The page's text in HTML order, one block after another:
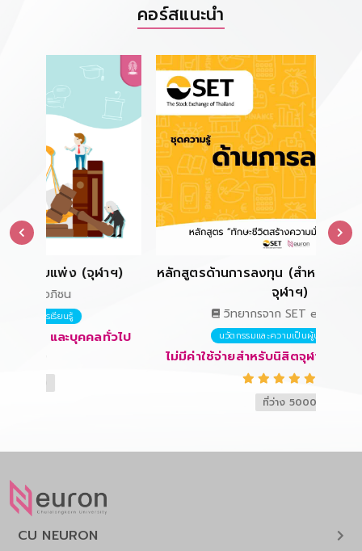
คอร์สแนะนำ
หลักสูตรด้านการลงทุน (สำหรับนิสิตและบุคลากร
วิทยากรจาก SET e-Learning
นวัตกรรมและความเป็นผู้ประกอบการ
ไม่มีค่าใช้จ่ายสำหรับนิสิตจุฬาฯ และบุคคลทั่วไป
5.0
CU NEURON